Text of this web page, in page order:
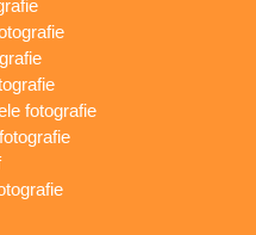
fotografie